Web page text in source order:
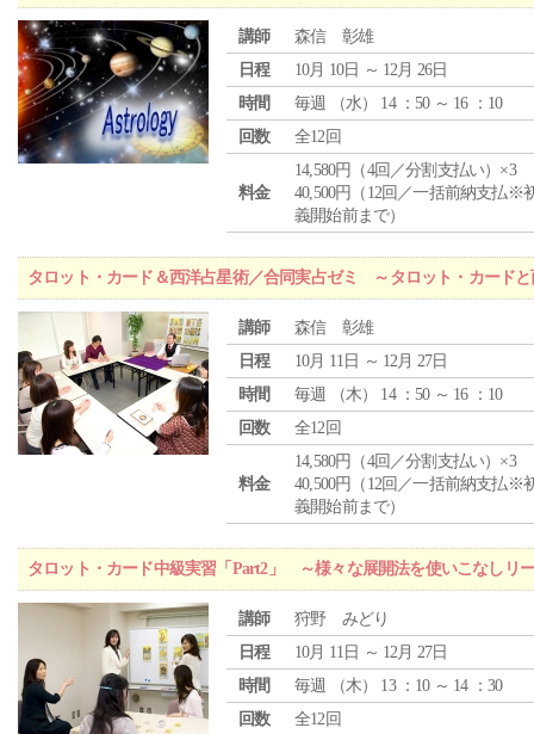
講師
森信 彰雄
日程
10月 10日 ～ 12月 26日
時間
毎週 （水） 14 ：50 ～ 16 ：10
回数
全12回
料金
14,580円（4回／分割支払い）×3
40,500円（12回／一括前納支払※
義開始前まで）
タロット・カード＆西洋占星術／合同実占ゼミ ～タロット・カード
講師
森信 彰雄
日程
10月 11日 ～ 12月 27日
時間
毎週 （木） 14 ：50 ～ 16 ：10
回数
全12回
料金
14,580円（4回／分割支払い）×3
40,500円（12回／一括前納支払※
義開始前まで）
タロット・カード中級実習「Part2」 ～様々な展開法を使いこなしリ
講師
狩野 みどり
日程
10月 11日 ～ 12月 27日
時間
毎週 （木） 13 ：10 ～ 14 ：30
回数
全12回